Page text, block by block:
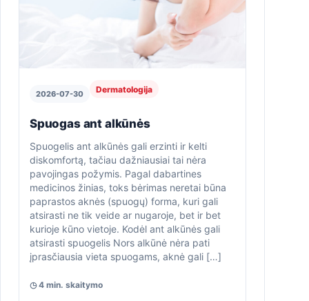
2026-07-30 Dermatologija
Spuogas ant alkūnės
Spuogelis ant alkūnės gali erzinti ir kelti
diskomfortą, tačiau dažniausiai tai nėra
pavojingas požymis. Pagal dabartines
medicinos žinias, toks bėrimas neretai būna
paprastos aknės (spuogų) forma, kuri gali
atsirasti ne tik veide ar nugaroje, bet ir bet
kurioje kūno vietoje. Kodėl ant alkūnės gali
atsirasti spuogelis Nors alkūnė nėra pati
įprasčiausia vieta spuogams, aknė gali […]
◷ 4 min. skaitymo